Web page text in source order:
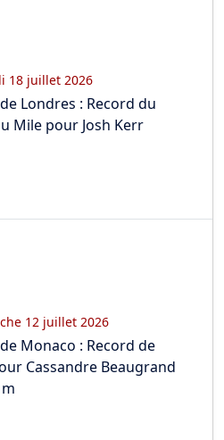
18 juillet 2026
Londres : Record du
Mile pour Josh Kerr
12 juillet 2026
Monaco : Record de
Cassandre Beaugrand